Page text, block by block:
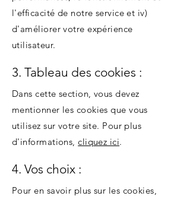
l'efficacité de notre service et iv)
d'améliorer votre expérience
utilisateur.
3. Tableau des cookies :
Dans cette section, vous devez
mentionner les cookies que vous
utilisez sur votre site. Pour plus
d'informations,cliquez ici.
4. Vos choix :
Pour en savoir plus sur les cookies,